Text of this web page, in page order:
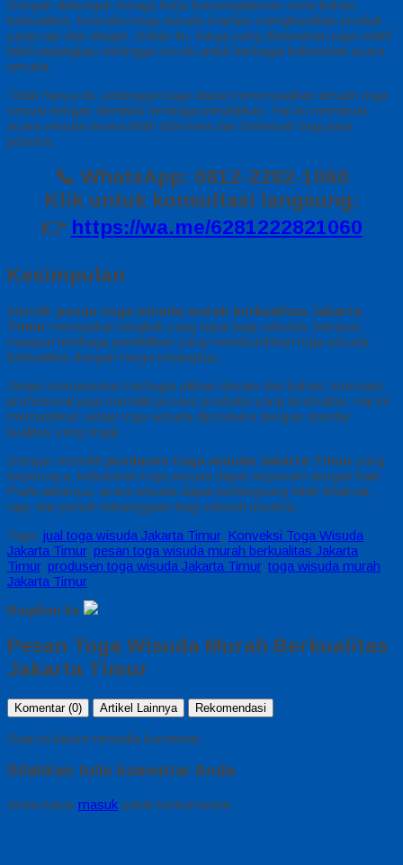
Dengan dukungan tenaga kerja berpengalaman serta bahan
berkualitas, konveksi toga wisuda mampu menghasilkan produk
yang rapi dan elegan. Selain itu, harga yang ditawarkan juga relatif
lebih terjangkau sehingga cocok untuk berbagai kebutuhan acara
wisuda.
Tidak hanya itu, pelanggan juga dapat menyesuaikan desain toga
sesuai dengan identitas lembaga pendidikan. Hal ini membuat
acara wisuda terasa lebih istimewa dan berkesan bagi para
peserta.
📞 WhatsApp: 0812-2282-1060
Klik untuk konsultasi langsung:
👉 https://wa.me/6281222821060
Kesimpulan
Memilih pesan toga wisuda murah berkualitas Jakarta
Timur merupakan langkah yang tepat bagi sekolah, kampus,
maupun lembaga pendidikan yang membutuhkan toga wisuda
berkualitas dengan harga terjangkau.
Selain menawarkan berbagai pilihan desain dan bahan, konveksi
profesional juga memiliki proses produksi yang terstruktur. Hal ini
memastikan setiap toga wisuda diproduksi dengan standar
kualitas yang tinggi.
Dengan memilih produsen toga wisuda Jakarta Timuryang
terpercaya, kebutuhan toga wisuda dapat terpenuhi dengan baik.
Pada akhirnya, acara wisuda dapat berlangsung lebih khidmat,
rapi, dan penuh kebanggaan bagi seluruh peserta.
Tags: jual toga wisuda Jakarta Timur, Konveksi Toga Wisuda
Jakarta Timur, pesan toga wisuda murah berkualitas Jakarta
Timur, produsen toga wisuda Jakarta Timur, toga wisuda murah
Jakarta Timur
Bagikan ke
Pesan Toga Wisuda Murah Berkualitas
Jakarta Timur
Komentar (0) Artikel Lainnya Rekomendasi
Saat ini belum tersedia komentar.
Silahkan tulis komentar Anda
Anda harus masuk untuk berkomentar.